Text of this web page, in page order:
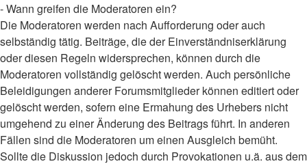
- Wann greifen die Moderatoren ein?
Die Moderatoren werden nach Aufforderung oder auch
selbständig tätig. Beiträge, die der Einverständniserklärung
oder diesen Regeln widersprechen, können durch die
Moderatoren vollständig gelöscht werden. Auch persönliche
Beleidigungen anderer Forumsmitglieder können editiert oder
gelöscht werden, sofern eine Ermahung des Urhebers nicht
umgehend zu einer Änderung des Beitrags führt. In anderen
Fällen sind die Moderatoren um einen Ausgleich bemüht.
Sollte die Diskussion jedoch durch Provokationen u.ä. aus dem